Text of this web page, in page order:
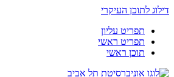
דילוג לתוכן העיקרי
תפריט עליון
תפריט ראשי
תוכן ראשי